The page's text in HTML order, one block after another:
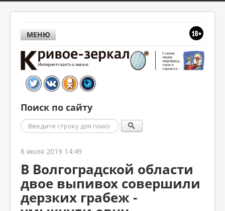
МЕНЮ
Поиск по сайту
Поиск
8 июля 2019 14:49
В Волгоградской области
двое выпивох совершили
дерзких грабеж -